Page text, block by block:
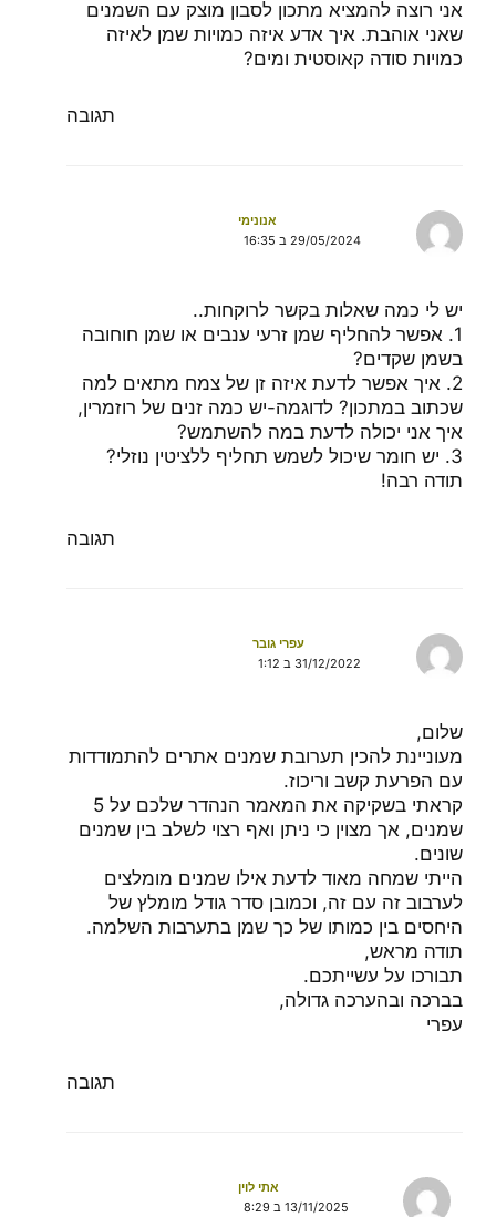
אני רוצה להמציא מתכון לסבון מוצק עם השמנים
שאני אוהבת. איך אדע איזה כמויות שמן לאיזה
כמויות סודה קאוסטית ומים?
תגובה
אנונימי
29/05/2024 ב 16:35
יש לי כמה שאלות בקשר לרוקחות..
1. אפשר להחליף שמן זרעי ענבים או שמן חוחובה
בשמן שקדים?
2. איך אפשר לדעת איזה זן של צמח מתאים למה
שכתוב במתכון? לדוגמה-יש כמה זנים של רוזמרין,
איך אני יכולה לדעת במה להשתמש?
3. יש חומר שיכול לשמש תחליף ללציטין נוזלי?
תודה רבה!
תגובה
עפרי גובר
31/12/2022 ב 1:12
שלום,
מעוניינת להכין תערובת שמנים אתרים להתמודדות
עם הפרעת קשב וריכוז.
קראתי בשקיקה את המאמר הנהדר שלכם על 5
שמנים, אך מצוין כי ניתן ואף רצוי לשלב בין שמנים
שונים.
הייתי שמחה מאוד לדעת אילו שמנים מומלצים
לערבוב זה עם זה, וכמובן סדר גודל מומלץ של
היחסים בין כמותו של כך שמן בתערבות השלמה.
תודה מראש,
תבורכו על עשייתכם.
בברכה ובהערכה גדולה,
עפרי
תגובה
אתי לוין
13/11/2025 ב 8:29